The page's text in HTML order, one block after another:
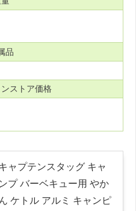
品
ストア価格
ャプテンスタッグ キャ
ンプ バーベキュー用 やか
ん ケトル アルミ キャンピ